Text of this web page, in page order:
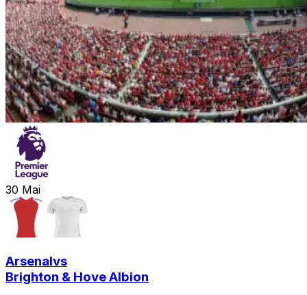
30 Mai
Arsenalvs
Brighton & Hove Albion